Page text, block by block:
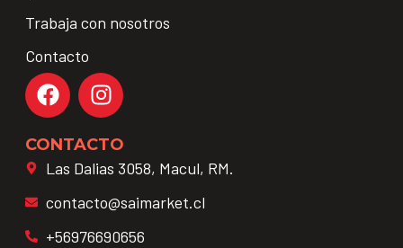
Trabaja con nosotros
Contacto
CONTACTO
Las Dalias 3058, Macul, RM.
contacto@saimarket.cl
+56976690656